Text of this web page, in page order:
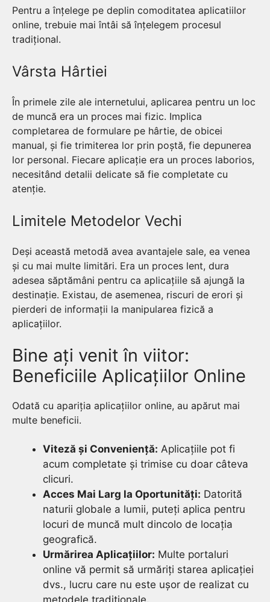
Pentru a înțelege pe deplin comoditatea aplicatiilor
online, trebuie mai întâi să înțelegem procesul
tradițional.
Vârsta Hârtiei
În primele zile ale internetului, aplicarea pentru un loc
de muncă era un proces mai fizic. Implica
completarea de formulare pe hârtie, de obicei
manual, și fie trimiterea lor prin poștă, fie depunerea
lor personal. Fiecare aplicație era un proces laborios,
necesitând detalii delicate să fie completate cu
atenție.
Limitele Metodelor Vechi
Deși această metodă avea avantajele sale, ea venea
și cu mai multe limitări. Era un proces lent, dura
adesea săptămâni pentru ca aplicațiile să ajungă la
destinație. Existau, de asemenea, riscuri de erori și
pierderi de informații la manipularea fizică a
aplicațiilor.
Bine ați venit în viitor:
Beneficiile Aplicațiilor Online
Odată cu apariția aplicațiilor online, au apărut mai
multe beneficii.
Viteză și Conveniență: Aplicațiile pot fi
acum completate și trimise cu doar câteva
clicuri.
Acces Mai Larg la Oportunități: Datorită
naturii globale a lumii, puteți aplica pentru
locuri de muncă mult dincolo de locația
geografică.
Urmărirea Aplicațiilor: Multe portaluri
online vă permit să urmăriți starea aplicației
dvs., lucru care nu este ușor de realizat cu
metodele tradiționale.